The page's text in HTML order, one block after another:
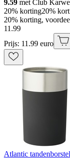
9.59 met Club
20% korting20%
20% korting,
11 .99
Prijs: 11.99 euro
Atlantic